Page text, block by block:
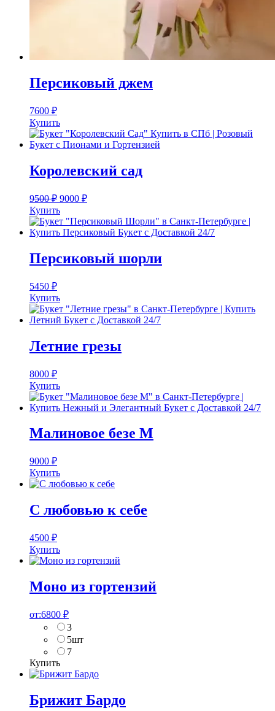
Персиковый джем
7600 ₽
Купить
Королевский сад
9500₽ 9000 ₽
Купить
Персиковый шорли
5450 ₽
Купить
Летние грезы
8000 ₽
Купить
Малиновое безе M
9000 ₽
Купить
С любовью к себе
4500 ₽
Купить
Моно из гортензий
от:6800 ₽
3
5шт
7
Купить
Брижит Бардо